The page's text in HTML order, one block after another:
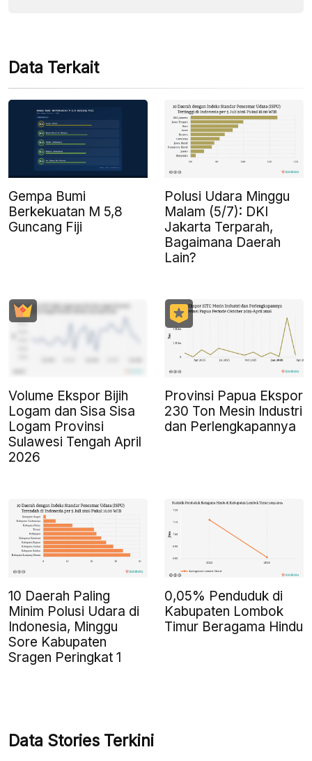
Data Terkait
Gempa Bumi
Berkekuatan M 5,8
Guncang Fiji
Polusi Udara Minggu
Malam (5/7): DKI
Jakarta Terparah,
Bagaimana Daerah
Lain?
Volume Ekspor Bijih
Logam dan Sisa Sisa
Logam Provinsi
Sulawesi Tengah April
2026
Provinsi Papua Ekspor
230 Ton Mesin Industri
dan Perlengkapannya
10 Daerah Paling
Minim Polusi Udara di
Indonesia, Minggu
Sore Kabupaten
Sragen Peringkat 1
0,05% Penduduk di
Kabupaten Lombok
Timur Beragama Hindu
Data Stories Terkini